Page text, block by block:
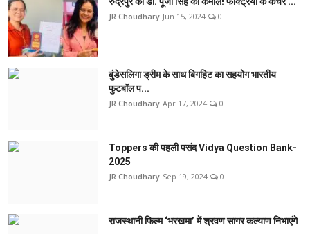
JR Choudhary Jun 15, 2024 0
बुंडेसलिगा ड्रीम के साथ बिगहिट का सहयोग भारतीय
फुटबॉल प...
JR Choudhary Apr 17, 2024 0
Toppers की पहली पसंद Vidya Question Bank-
2025
JR Choudhary Sep 19, 2024 0
राजस्थानी फिल्म ‘भरखमा’ में श्रवण सागर कल्याण निभाएंगे